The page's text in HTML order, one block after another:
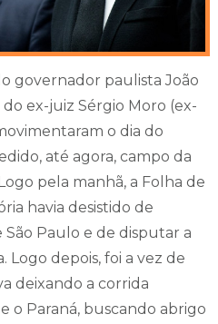
governador paulista João
ex-juiz Sérgio Moro (ex-
o dia do
até agora, campo da
pela manhã, a Folha de
havia desistido de
Paulo e de disputar a
Logo depois, foi a vez de
deixando a corrida
o Paraná, buscando abrigo